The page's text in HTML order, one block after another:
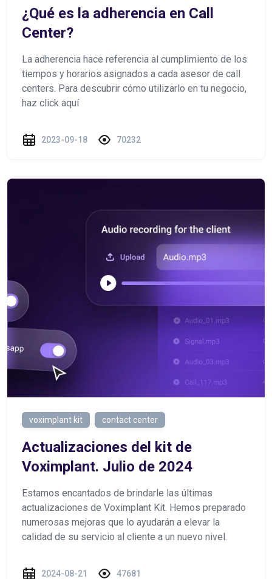
¿Qué es la adherencia en Call
Center?
La adherencia hace referencia al cumplimiento de los
tiempos y horarios asignados a cada asesor de call
centers. Para descubrir cómo utilizarlo en tu negocio,
haz click aquí
2023-09-18 70232
voximplant kit contact center
Actualizaciones del kit de
Voximplant. Julio de 2024
Estamos encantados de brindarle las últimas
actualizaciones de Voximplant Kit. Hemos preparado
numerosas mejoras que lo ayudarán a elevar la
calidad de su servicio al cliente a un nuevo nivel.
2024-08-21 47681